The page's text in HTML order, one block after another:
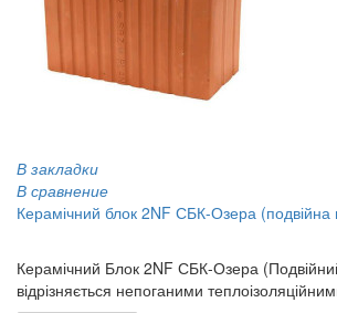
В закладки
В сравнение
Керамічний блок 2NF СБК-Озера
Керамічний Блок 2NF СБК-Озера
відрізняється непоганими